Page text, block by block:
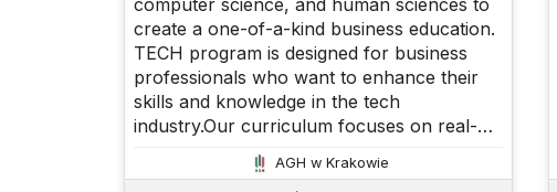
computer science, and human sciences to
create a one-of-a-kind business education.
TECH program is designed for business
professionals who want to enhance their
skills and knowledge in the tech
industry.Our curriculum focuses on real-
world applications and combines technical
expertise with the business acumen needed
AGH w Krakowie